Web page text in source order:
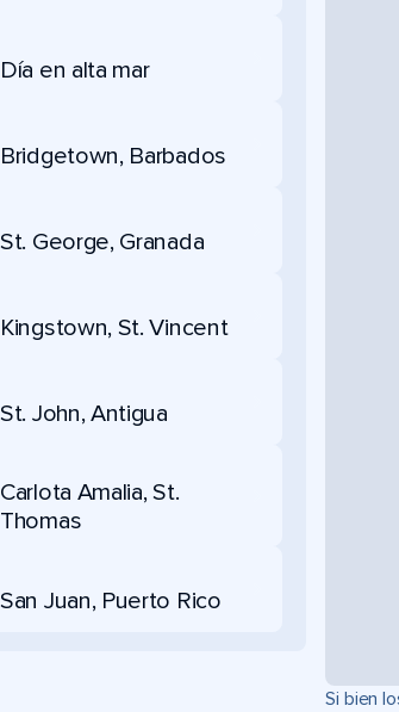
Día en alta mar
Bridgetown, Barbados
St. George, Granada
Kingstown, St. Vincent
St. John, Antigua
Carlota Amalia, St.
Thomas
San Juan, Puerto Rico
Si bien